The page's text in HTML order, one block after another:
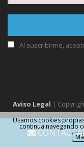
Al suscribirme,
Aviso Legal |
Usamos cookies
continua navegando